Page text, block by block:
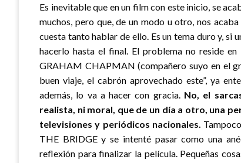
Es inevitable que en un film con este inicio, se
muchos, pero que, de un modo u otro, nos
cuesta tanto hablar de ello. Es un tema duro y, si
hacerlo hasta el final. El problema no reside
GRAHAM CHAPMAN (compañero suyo en el
buen viaje, el cabrón aprovechado este”, ya
además, lo va a hacer con gracia. No, el
realista, ni moral, que de un día a otro, una
televisiones y periódicos nacionales.
THE BRIDGE y se intenté pasar como una
reflexión para finalizar la película. Pequeñas